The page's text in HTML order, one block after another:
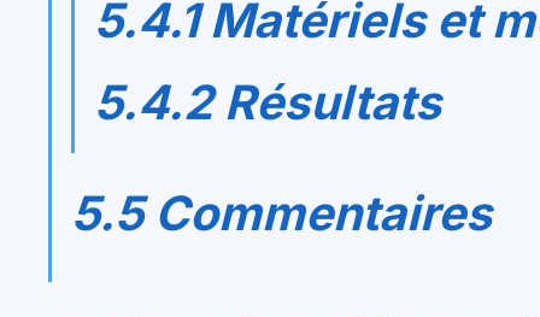
5.4.1 Matériels et
5.4.2 Résultats
5.5 Commentaires